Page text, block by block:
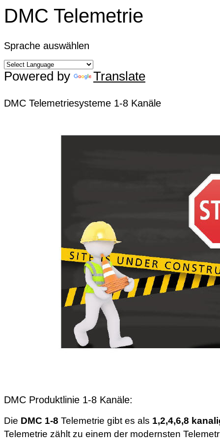
DMC Telemetrie
Sprache auswählen
Powered by Translate
DMC Telemetriesysteme 1-8 Kanäle
DMC Produktlinie 1-8 Kanäle:
Die DMC 1-8 Telemetrie gibt es als 1,2,4,6,8
Telemetrie zählt zu einem der modernsten